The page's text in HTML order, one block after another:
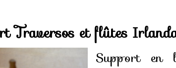
Traversos et flûtes
Support en